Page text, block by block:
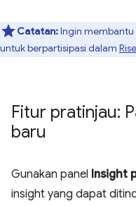
Catatan:Ingin membantu
untuk berpartisipasi dalam
Fitur pratinjau:
baru
Gunakan panel Insight
insight yang dapat